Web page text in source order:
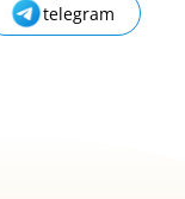
telegram